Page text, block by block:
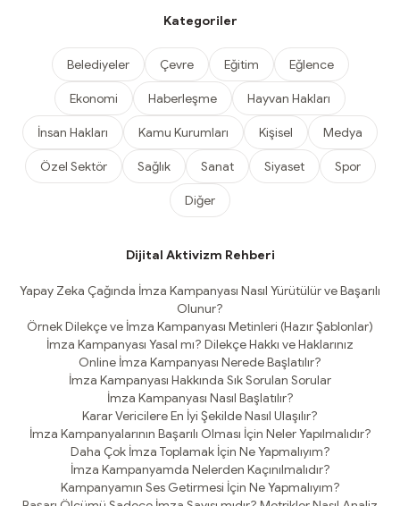
Kategoriler
Belediyeler Çevre Eğitim Eğlence
Ekonomi Haberleşme Hayvan Hakları
İnsan Hakları Kamu Kurumları Kişisel Medya
Özel Sektör Sağlık Sanat Siyaset Spor
Diğer
Dijital Aktivizm Rehberi
Yapay Zeka Çağında İmza Kampanyası Nasıl Yürütülür ve Başarılı
Olunur?
Örnek Dilekçe ve İmza Kampanyası Metinleri (Hazır Şablonlar)
İmza Kampanyası Yasal mı? Dilekçe Hakkı ve Haklarınız
Online İmza Kampanyası Nerede Başlatılır?
İmza Kampanyası Hakkında Sık Sorulan Sorular
İmza Kampanyası Nasıl Başlatılır?
Karar Vericilere En İyi Şekilde Nasıl Ulaşılır?
İmza Kampanyalarının Başarılı Olması İçin Neler Yapılmalıdır?
Daha Çok İmza Toplamak İçin Ne Yapmalıyım?
İmza Kampanyamda Nelerden Kaçınılmalıdır?
Kampanyamın Ses Getirmesi İçin Ne Yapmalıyım?